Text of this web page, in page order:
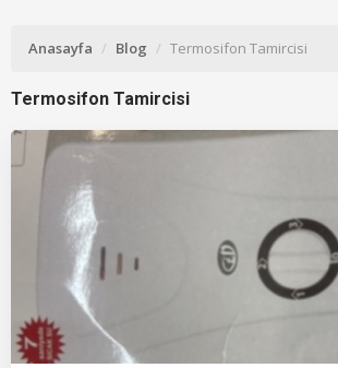
Anasayfa Blog Termosifon Tamircisi
Termosifon Tamircisi